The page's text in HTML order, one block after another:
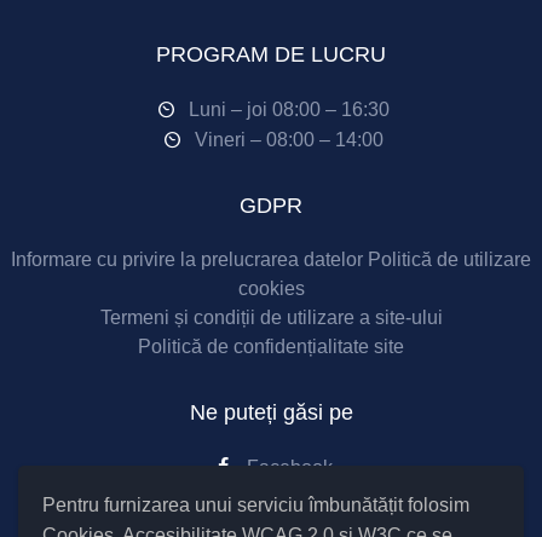
Pentru furnizarea unui serviciu îmbunătățit folosim
PROGRAM DE LUCRU
Luni – joi 08:00 – 16:30
Vineri – 08:00 – 14:00
GDPR
Informare cu privire la prelucrarea datelor Politică de utilizare
cookies
Termeni și condiții de utilizare a site-ului
Politică de confidențialitate site
Ne puteți găsi pe
Facebook